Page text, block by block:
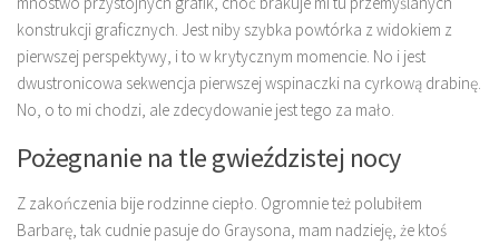
konstrukcji graficznych. Jest niby szybka powtórka z widokiem z
pierwszej perspektywy, i to w krytycznym momencie. No i jest
dwustronicowa sekwencja pierwszej wspinaczki na cyrkową drabinę.
No, o to mi chodzi, ale zdecydowanie jest tego za mało.
Pożegnanie na tle gwieździstej nocy
Z zakończenia bije rodzinne ciepło. Ogromnie też polubiłem
Barbarę, tak cudnie pasuje do Graysona, mam nadzieję, że ktoś